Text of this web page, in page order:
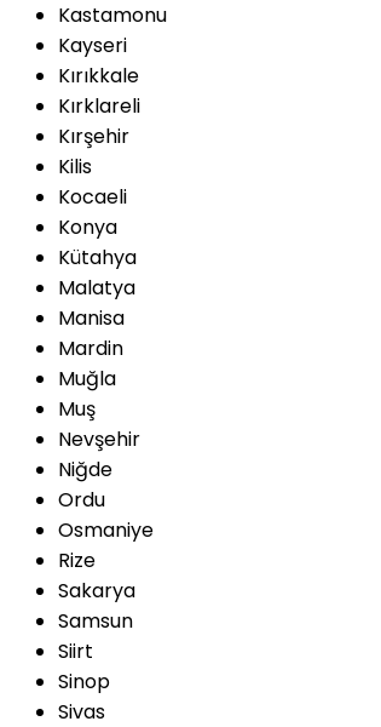
Kastamonu
Kayseri
Kırıkkale
Kırklareli
Kırşehir
Kilis
Kocaeli
Konya
Kütahya
Malatya
Manisa
Mardin
Muğla
Muş
Nevşehir
Niğde
Ordu
Osmaniye
Rize
Sakarya
Samsun
Siirt
Sinop
Sivas